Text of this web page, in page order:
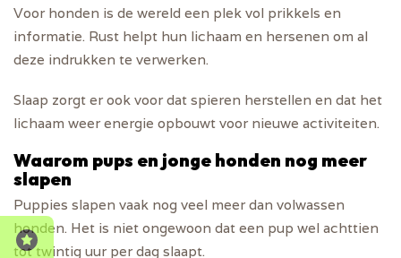
Voor honden is de wereld een plek vol prikkels en
informatie. Rust helpt hun lichaam en hersenen om al
deze indrukken te verwerken.
Slaap zorgt er ook voor dat spieren herstellen en dat het
lichaam weer energie opbouwt voor nieuwe activiteiten.
Waarom pups en jonge honden nog meer
slapen
Puppies slapen vaak nog veel meer dan volwassen
honden. Het is niet ongewoon dat een pup wel achttien
tot twintig uur per dag slaapt.